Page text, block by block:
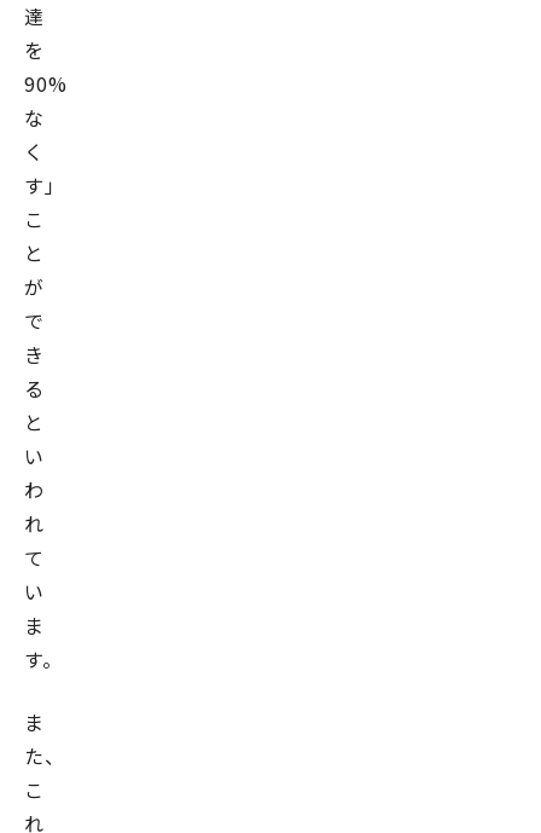
達
を
90%
な
く
す」
こ
と
が
で
き
る
と
い
わ
れ
て
い
ま
す。
ま
た、
こ
れ